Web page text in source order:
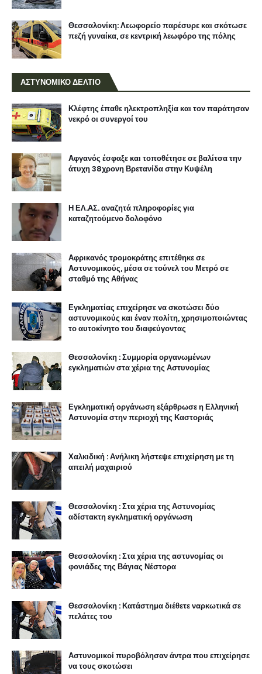
Θεσσαλονίκη: Λεωφορείο παρέσυρε και σκότωσε
πεζή γυναίκα, σε κεντρική λεωφόρο της πόλης
ΑΣΤΥΝΟΜΙΚΟ ΔΕΛΤΙΟ
Κλέφτης έπαθε ηλεκτροπληξία και τον παράτησαν
νεκρό οι συνεργοί του
Αφγανός έσφαξε και τοποθέτησε σε βαλίτσα την
άτυχη 38χρονη Βρετανίδα στην Κυψέλη
Η ΕΛ.ΑΣ. αναζητά πληροφορίες για
καταζητούμενο δολοφόνο
Αφρικανός τρομοκράτης επιτέθηκε σε
Αστυνομικούς, μέσα σε τούνελ του Μετρό σε
σταθμό της Αθήνας
Εγκληματίας επιχείρησε να σκοτώσει δύο
αστυνομικούς και έναν πολίτη, χρησιμοποιώντας
το αυτοκίνητο του διαφεύγοντας
Θεσσαλονίκη : Συμμορία οργανωμένων
εγκληματιών στα χέρια της Αστυνομίας
Εγκληματική οργάνωση εξάρθρωσε η Ελληνική
Αστυνομία στην περιοχή της Καστοριάς
Χαλκιδική : Ανήλικη λήστεψε επιχείρηση με τη
απειλή μαχαιριού
Θεσσαλονίκη : Στα χέρια της Αστυνομίας
αδίστακτη εγκληματική οργάνωση
Θεσσαλονίκη : Στα χέρια της αστυνομίας οι
φονιάδες της Βάγιας Νέστορα
Θεσσαλονίκη : Κατάστημα διέθετε ναρκωτικά σε
πελάτες του
Αστυνομικοί πυροβόλησαν άντρα που επιχείρησε
να τους σκοτώσει